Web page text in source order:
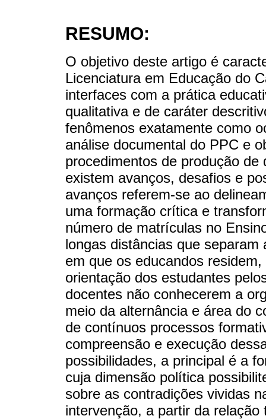
RESUMO:
O objetivo deste artigo é
Licenciatura em Educação do
interfaces com a prática
qualitativa e de caráter
fenômenos exatamente como
análise documental do PPC e
procedimentos de produção
existem avanços, desafios e
avanços referem-se ao
uma formação crítica e
número de matrículas no
longas distâncias que
em que os educandos
orientação dos estudantes
docentes não conhecerem a
meio da alternância e área do
de contínuos processos
compreensão e execução
possibilidades, a principal é a
cuja dimensão política
sobre as contradições vividas
intervenção, a partir da relação